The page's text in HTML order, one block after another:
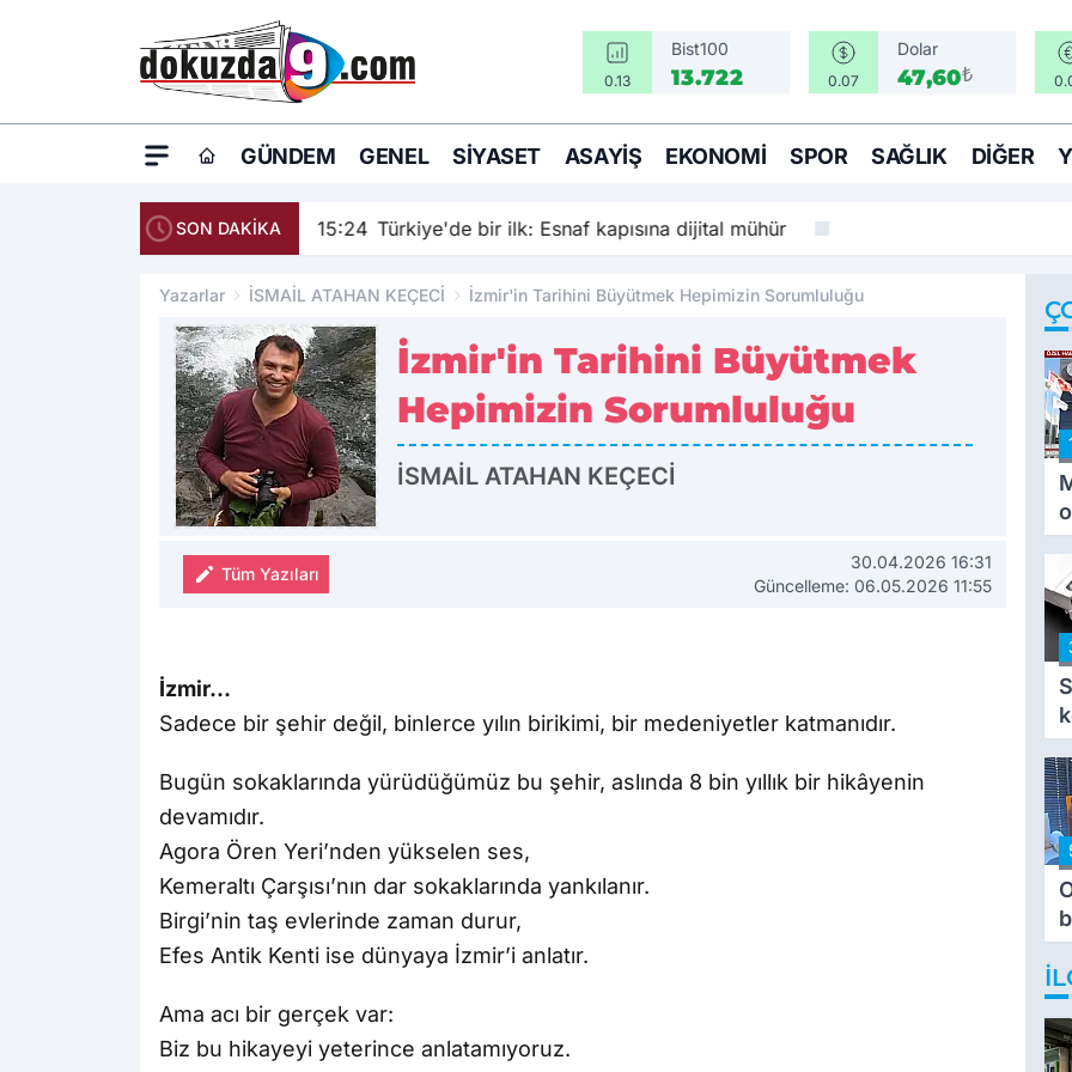
0.13
Bist100
13.722 0.07
Dolar
47,60₺
GÜNDEM GENEL SIYASET ASAYIŞ EKONOMI SPOR SAĞLIK DIĞER
SON DAKİKA 15:24 Türkiye'de bir ilk: Esnaf kapısına dijital mühür
Yazarlar İSMAİL ATAHAN KEÇECİ İzmir'in Tarihini Büyütmek Hepimizin Sorumluluğu
İzmir'in Tarihini Büyütmek
Hepimizin Sorumluluğu
İSMAİL ATAHAN KEÇECİ
Tüm Yazıları
30.04.2026 16:31
Güncelleme: 06.05.2026 11:55
İzmir…
Sadece bir şehir değil, binlerce yılın birikimi, bir medeniyetler katmanıdır.
Bugün sokaklarında yürüdüğümüz bu şehir, aslında 8 bin yıllık bir hikâyenin
devamıdır.
Agora Ören Yeri’nden yükselen ses,
Kemeraltı Çarşısı’nın dar sokaklarında yankılanır.
Birgi’nin taş evlerinde zaman durur,
Efes Antik Kenti ise dünyaya İzmir’i anlatır.
Ama acı bir gerçek var:
Biz bu hikayeyi yeterince anlatamıyoruz.